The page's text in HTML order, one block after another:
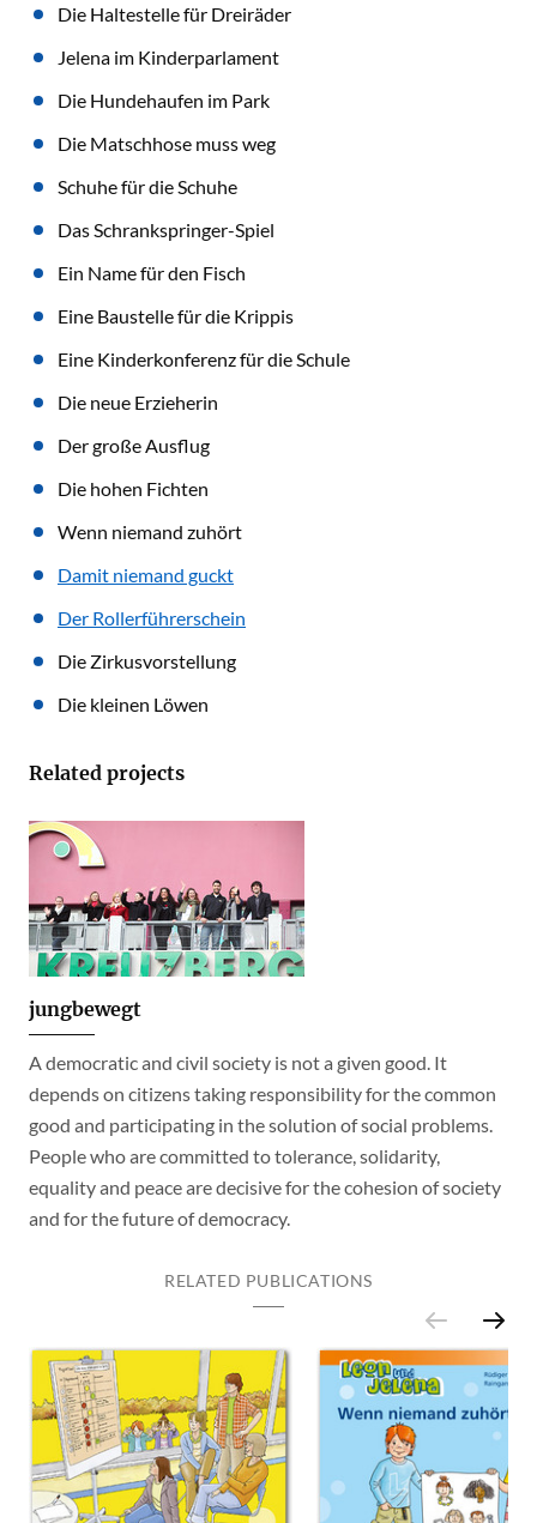
Die Haltestelle für Dreiräder
Jelena im Kinderparlament
Die Hundehaufen im Park
Die Matschhose muss weg
Schuhe für die Schuhe
Das Schrankspringer-Spiel
Ein Name für den Fisch
Eine Baustelle für die Krippis
Eine Kinderkonferenz für die Schule
Die neue Erzieherin
Der große Ausflug
Die hohen Fichten
Wenn niemand zuhört
Damit niemand guckt
Der Rollerführerschein
Die Zirkusvorstellung
Die kleinen Löwen
Related projects
jungbewegt
A democratic and civil society is not a given good. It
depends on citizens taking responsibility for the common
good and participating in the solution of social problems.
People who are committed to tolerance, solidarity,
equality and peace are decisive for the cohesion of society
and for the future of democracy.
RELATED PUBLICATIONS